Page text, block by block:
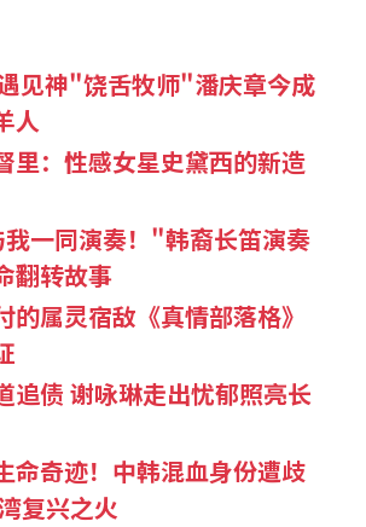
见神"饶舌牧师"潘庆章今成
人
里：性感女星史黛西的新造
一同演奏！"韩裔长笛演奏
翻转故事
的属灵宿敌《真情部落格》
追债 谢咏琳走出忧郁照亮长
命奇迹！中韩混血身份遭歧
复兴之火